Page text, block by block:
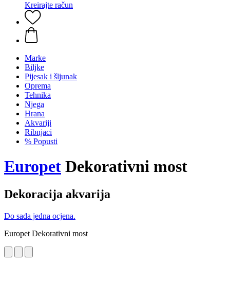
Kreirajte račun
Marke
Biljke
Pijesak i šljunak
Oprema
Tehnika
Njega
Hrana
Akvariji
Ribnjaci
% Popusti
Europet Dekorativni most
Dekoracija akvarija
Do sada jedna ocjena.
Europet Dekorativni most